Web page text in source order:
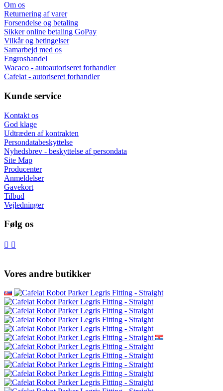
Om os
Returnering af varer
Forsendelse og betaling
Sikker online betaling GoPay
Vilkår og betingelser
Samarbejd med os
Engroshandel
Wacaco - autoautoriseret forhandler
Cafelat - autoriseret forhandler
Kunde service
Kontakt os
God klage
Udtræden af kontrakten
Persondatabeskyttelse
Nyhedsbrev - beskyttelse af persondata
Site Map
Producenter
Anmeldelser
Gavekort
Tilbud
Vejledninger
Følg os
Vores andre butikker